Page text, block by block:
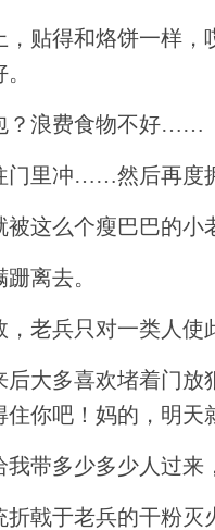
贴得和烙饼一样
？浪费食物不好……
里冲……然后再度
这么个瘦巴巴的
离去。
老兵只对一类人使
大多喜欢堵着门
你吧！妈的，明天
带多少多少人过来
戟于老兵的干粉灭